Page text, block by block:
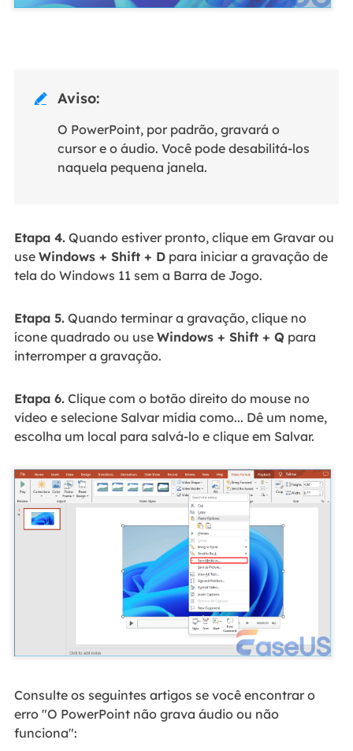
 Aviso:
O PowerPoint, por padrão, gravará o
cursor e o áudio. Você pode desabilitá-los
naquela pequena janela.
Etapa 4.Quando estiver pronto, clique em Gravar ou
use Windows + Shift + Dpara iniciar a gravação de
tela do Windows 11 sem a Barra de Jogo.
Etapa 5.Quando terminar a gravação, clique no
ícone quadrado ou use Windows + Shift + Q para
interromper a gravação.
Etapa 6.Clique com o botão direito do mouse no
vídeo e selecione Salvar mídia como... Dê um nome,
escolha um local para salvá-lo e clique em Salvar.
Consulte os seguintes artigos se você encontrar o
erro "O PowerPoint não grava áudio ou não
funciona":